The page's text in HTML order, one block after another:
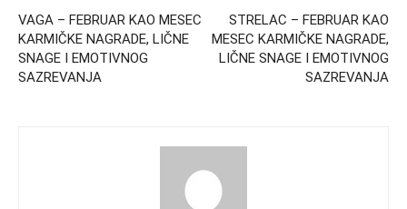
VAGA – FEBRUAR KAO MESEC
KARMIČKE NAGRADE, LIČNE
SNAGE I EMOTIVNOG
SAZREVANJA
STRELAC – FEBRUAR KAO
MESEC KARMIČKE NAGRADE,
LIČNE SNAGE I EMOTIVNOG
SAZREVANJA